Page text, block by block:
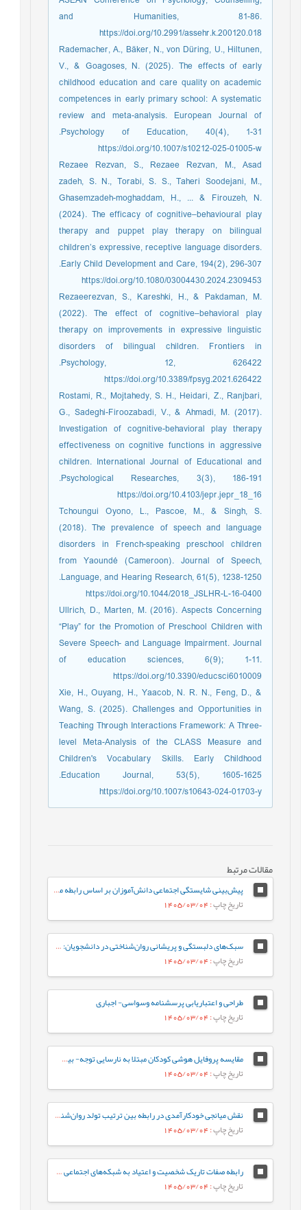
and Humanities, 81-86.
https://doi.org/10.2991/assehr.k.200120.018
Rademacher, A., Bäker, N., von Düring, U., Hiltunen,
V., & Goagoses, N. (2025). The effects of early
childhood education and care quality on academic
competences in early primary school: A systematic
review and meta-analysis. European Journal of
Psychology of Education, 40(4), 1-31.‏
https://doi.org/10.1007/s10212-025-01005-w
Rezaee Rezvan, S., Rezaee Rezvan, M., Asad
zadeh, S. N., Torabi, S. S., Taheri Soodejani, M.,
Ghasemzadeh-moghaddam, H., ... & Firouzeh, N.
(2024). The efficacy of cognitive–behavioural play
therapy and puppet play therapy on bilingual
children’s expressive, receptive language disorders.
Early Child Development and Care, 194(2), 296-307.‏
https://doi.org/10.1080/03004430.2024.2309453
Rezaeerezvan, S., Kareshki, H., & Pakdaman, M.
(2022). The effect of cognitive–behavioral play
therapy on improvements in expressive linguistic
disorders of bilingual children. Frontiers in
Psychology, 12, 626422.‏
https://doi.org/10.3389/fpsyg.2021.626422
Rostami, R., Mojtahedy, S. H., Heidari, Z., Ranjbari,
G., Sadeghi-Firoozabadi, V., & Ahmadi, M. (2017).
Investigation of cognitive-behavioral play therapy
effectiveness on cognitive functions in aggressive
children. International Journal of Educational and
Psychological Researches, 3(3), 186-191.‏
https://doi.org/10.4103/jepr.jepr_18_16
Tchoungui Oyono, L., Pascoe, M., & Singh, S.
(2018). The prevalence of speech and language
disorders in French-speaking preschool children
from Yaoundé (Cameroon). Journal of Speech,
Language, and Hearing Research, 61(5), 1238-1250.‏
https://doi.org/10.1044/2018_JSLHR-L-16-0400
Ullrich, D., Marten, M. (2016). Aspects Concerning
“Play” for the Promotion of Preschool Children with
Severe Speech- and Language Impairment. Journal
of education sciences, 6(9); 1-11.
https://doi.org/10.3390/educsci6010009
Xie, H., Ouyang, H., Yaacob, N. R. N., Feng, D., &
Wang, S. (2025). Challenges and Opportunities in
Teaching Through Interactions Framework: A Three-
level Meta-Analysis of the CLASS Measure and
Children's Vocabulary Skills. Early Childhood
Education Journal, 53(5), 1605-1625.‏
https://doi.org/10.1007/s10643-024-01703-y
مقالات مرتبط
پیش‌بینی شایستگی اجتماعی دانش‌آموزان بر اساس رابطه معلم-دانش‌آموز و احساس تعلق به مدرسه: نقش واسطه‌ای تنظیم رفتاری هیجان
تاریخ چاپ: 1405/03/04
سبک‌های دلبستگی و پریشانی روان‌شناختی در دانشجویان: نقش واسطه‌ای تنظیم هیجان بین فردی
تاریخ چاپ: 1405/03/04
طراحی و اعتباریابی پرسشنامه وسواسی- اجباری
تاریخ چاپ: 1405/03/04
مقایسه پروفایل هوشی کودکان مبتلا به نارسایی توجه- بیش‌فعالی با کودکان عادی براساس شاخص‌های جانبی و مکمل آزمون WISC-V
تاریخ چاپ: 1405/03/04
نقش میانجی خودکارآمدی در رابطه‌ بین ترتیب تولد روان‌شناختی و جوخانواده با رفتارهای جامعه پسند در دانشجویان
تاریخ چاپ: 1405/03/04
رابطه صفات تاریک شخصیت و اعتیاد به شبکه‌های اجتماعی مجازی با نقش میانجی سبک‌های مقابله‌ای
تاریخ چاپ: 1405/03/04